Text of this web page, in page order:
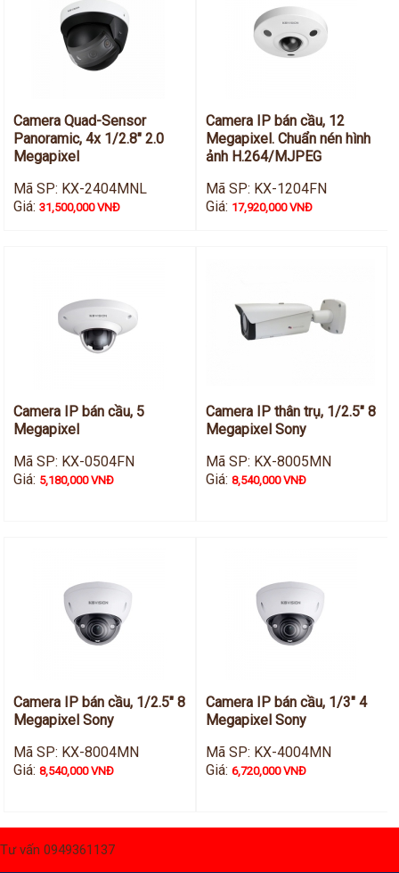
Camera Quad-Sensor
Panoramic, 4x 1/2.8" 2.0
Megapixel
Mã SP: KX-2404MNL
Giá:31,500,000 VNĐ
Camera IP bán cầu, 12
Megapixel. Chuẩn nén hình
ảnh H.264/MJPEG
Mã SP: KX-1204FN
Giá: 17,920,000 VNĐ
Camera IP bán cầu, 5
Megapixel
Mã SP: KX-0504FN
Giá: 5,180,000 VNĐ
Camera IP thân trụ, 1/2.5" 8
Megapixel Sony
Mã SP: KX-8005MN
Giá: 8,540,000 VNĐ
Camera IP bán cầu, 1/2.5" 8
Megapixel Sony
Mã SP: KX-8004MN
Giá:8,540,000 VNĐ
Camera IP bán cầu, 1/3" 4
Megapixel Sony
Mã SP: KX-4004MN
Giá: 6,720,000 VNĐ
Tư vấn 0949361137